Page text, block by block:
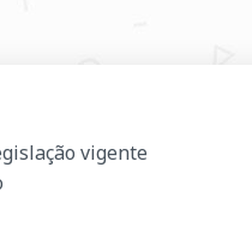
vigente